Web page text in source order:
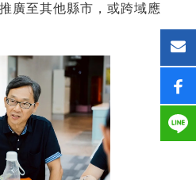
廣至其他縣市，或跨域應